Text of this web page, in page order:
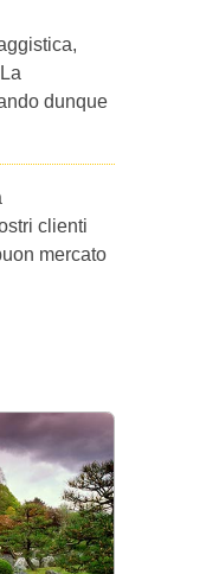
dunque
clienti
mercato